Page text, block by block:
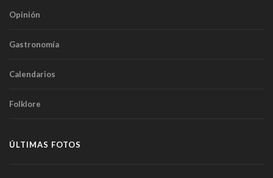
Opinión
Gastronomía
Calendarios
Folklore
ÚLTIMAS FOTOS